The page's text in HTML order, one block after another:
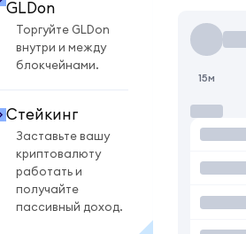
GLDon
Торгуйте GLDon
внутри и между
блокчейнами.
Стейкинг
Заставьте вашу
криптовалюту
работать и
получайте
пассивный доход.
15м